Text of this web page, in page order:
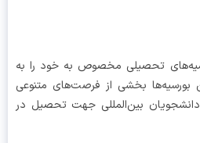
تحصیلی مخصوص به خود را به
بخشی از فرصت‌های متنوعی
بین‌المللی جهت تحصیل در